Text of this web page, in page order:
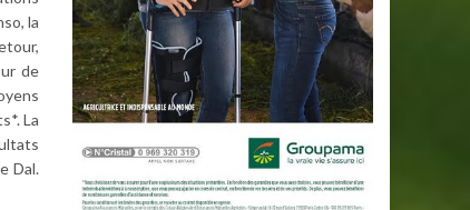
la
de
La
Dal.